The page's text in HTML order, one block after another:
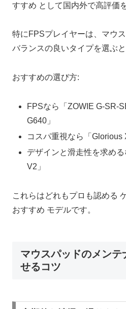
すすめ として国内外で高評価
特にFPSプレイヤーは、マウ
バランスの良いタイプを選ぶと
おすすめの選び方:
FPSなら「ZOWIE G-SR-
G640」
コスパ重視なら「Glorious
デザインと滑走性を求め
V2」
これらはどれもプロも認める
おすすめ モデルです。
マウスパッドのメンテ
せるコツ